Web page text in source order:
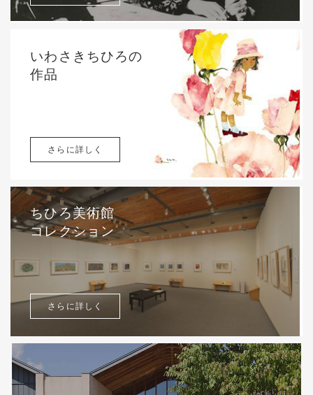
いわさきちひろの
作品
さらに詳しく
ちひろ美術館
コレクション
さらに詳しく